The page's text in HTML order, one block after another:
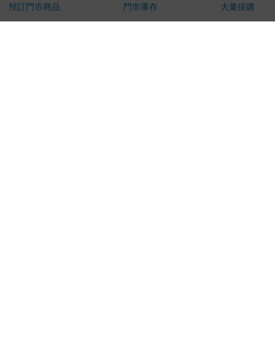
退換貨須知：
**提醒您，鑑賞期不等於試用期，退回商品須為全新狀態**